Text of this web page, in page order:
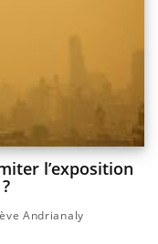
l’exposition
Andrianaly